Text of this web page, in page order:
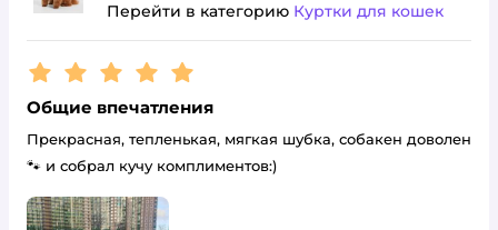
Перейти в категорию Куртки для кошек
Рейтинг:5
Общие впечатления
Прекрасная, тепленькая, мягкая шубка, собакен доволен
🐾 и собрал кучу комплиментов:)